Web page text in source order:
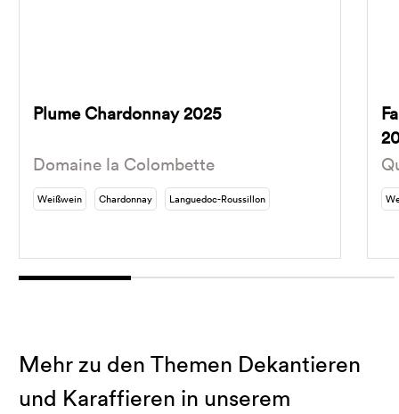
Plume Chardonnay 2025
Domaine la Colombette
Weißwein Chardonnay Languedoc-Roussillon
Mehr zu den Themen Dekantieren
und Karaffieren in unserem